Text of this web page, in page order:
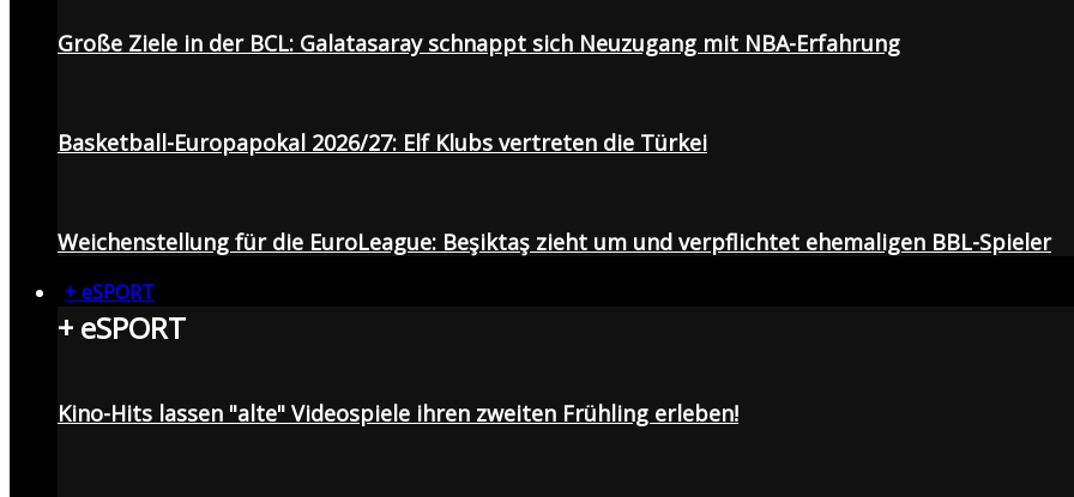
Große Ziele in der BCL: Galatasaray schnappt sich Neuzugang mit NBA-Erfahrung
Basketball-Europapokal 2026/27: Elf Klubs vertreten die Türkei
Weichenstellung für die EuroLeague: Beşiktaş zieht um und verpflichtet ehemaligen BBL-Spieler
+ eSPORT
+ eSPORT
Kino-Hits lassen "alte" Videospiele ihren zweiten Frühling erleben!